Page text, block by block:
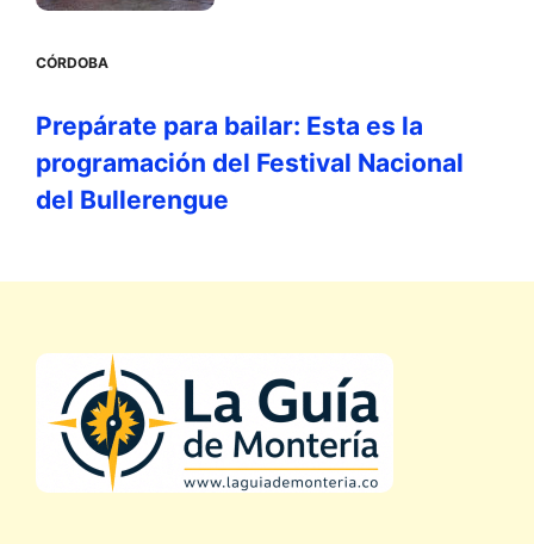
CÓRDOBA
Prepárate para bailar: Esta es la
programación del Festival Nacional
del Bullerengue